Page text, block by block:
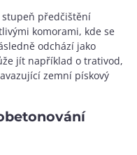
předčištění
komorami, kde se
odchází jako
jít například o trativod,
zemní pískový